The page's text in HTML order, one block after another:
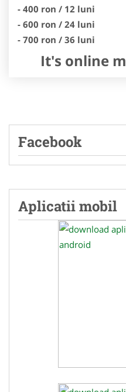
- 400 ron / 12 luni
- 600 ron / 24 luni
- 700 ron / 36 luni
It's online
Facebook
Aplicatii mobil